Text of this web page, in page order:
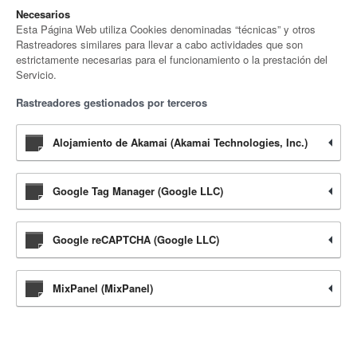
Necesarios
Esta Página Web utiliza Cookies denominadas “técnicas” y otros
Rastreadores similares para llevar a cabo actividades que son
estrictamente necesarias para el funcionamiento o la prestación del
Servicio.
Rastreadores gestionados por terceros
Alojamiento de Akamai (Akamai Technologies, Inc.)
Google Tag Manager (Google LLC)
Google reCAPTCHA (Google LLC)
MixPanel (MixPanel)